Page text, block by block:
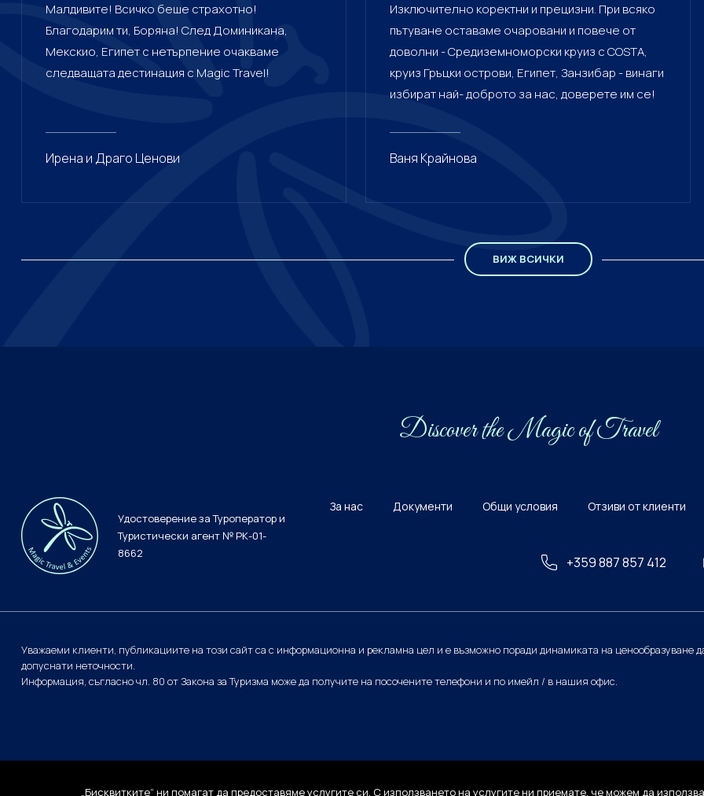
Малдивите! Всичко беше страхотно!
Благодарим ти, Боряна! След Доминикана,
Мекскио, Египет с нетърпение очакваме
следващата дестинация с Magic Travel!
Ирена и Драго Ценови
Изключително коректни и прецизни. При всяко
пътуване оставаме очаровани и повече от
доволни - Средиземноморски круиз с COSTA,
круиз Гръцки острови, Египет, Занзибар - винаги
избират най- доброто за нас, доверете им се!
Ваня Крайнова
ВИЖ ВСИЧКИ
Discover the Мagiс of Travel
Удостоверение за Туроператор и
Туристически агент № РК-01-
8662
За нас Документи Общи условия Отзиви от клиенти
+359 887 857 412
Уважаеми клиенти, публикациите на този сайт са с информационна и рекламна цел и е възможно поради динамиката на ценообразуване
допуснати неточности.
Информация, съгласно чл. 80 от Закона за Туризма може да получите на посочените телефони и по имейл / в нашия офис.
„Бисквитките“ ни помагат да предоставяме услугите си. С използването на услугите ни приемате, че можем да